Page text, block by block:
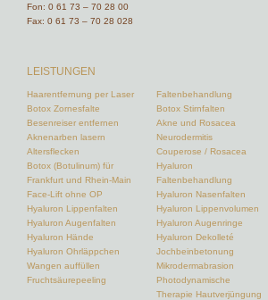
Fon: 0 61 73 – 70 28 00
Fax: 0 61 73 – 70 28 028
LEISTUNGEN
Haarentfernung per Laser
Faltenbehandlung
Botox Zornesfalte
Botox Stirnfalten
Besenreiser entfernen
Akne und Rosacea
Aknenarben lasern
Neurodermitis
Altersflecken
Couperose / Rosacea
Botox (Botulinum) für
Frankfurt und Rhein-Main
Hyaluron
Faltenbehandlung
Face-Lift ohne OP
Hyaluron Nasenfalten
Hyaluron Lippenfalten
Hyaluron Lippenvolumen
Hyaluron Augenfalten
Hyaluron Augenringe
Hyaluron Hände
Hyaluron Dekolleté
Hyaluron Ohrläppchen
Jochbeinbetonung
Wangen auffüllen
Mikrodermabrasion
Fruchtsäurepeeling
Photodynamische
Therapie Hautverjüngung